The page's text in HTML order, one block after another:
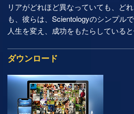
リアがどれほど異なっていても、ど
も、彼らは、Scientologyのシンプル
人生を変え、成功をもたらしていると
ダウンロード